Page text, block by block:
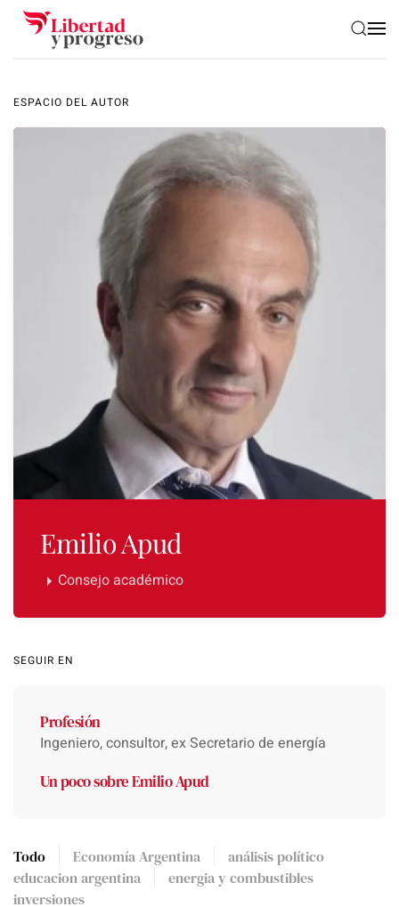
Skip to main content
ESPACIO DEL AUTOR
Emilio Apud
Consejo académico
SEGUIR EN
Profesión
Ingeniero, consultor, ex Secretario de energía
Un poco sobre Emilio Apud
Todo Economía Argentina
análisis político
educacion argentina
energia y combustibles
inversiones